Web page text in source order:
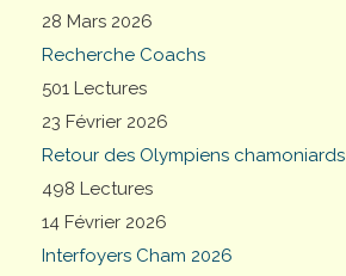
28 Mars 2026
Recherche Coachs
501 Lectures
23 Février 2026
Retour des Olympiens chamoniards
498 Lectures
14 Février 2026
Interfoyers Cham 2026